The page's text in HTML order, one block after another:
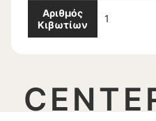
Αριθμός
Κιβωτίων
1